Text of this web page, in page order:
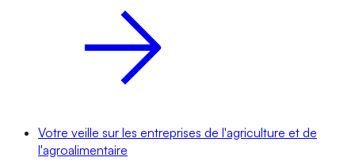
Votre veille sur les entreprises de l'agriculture et de
l'agroalimentaire